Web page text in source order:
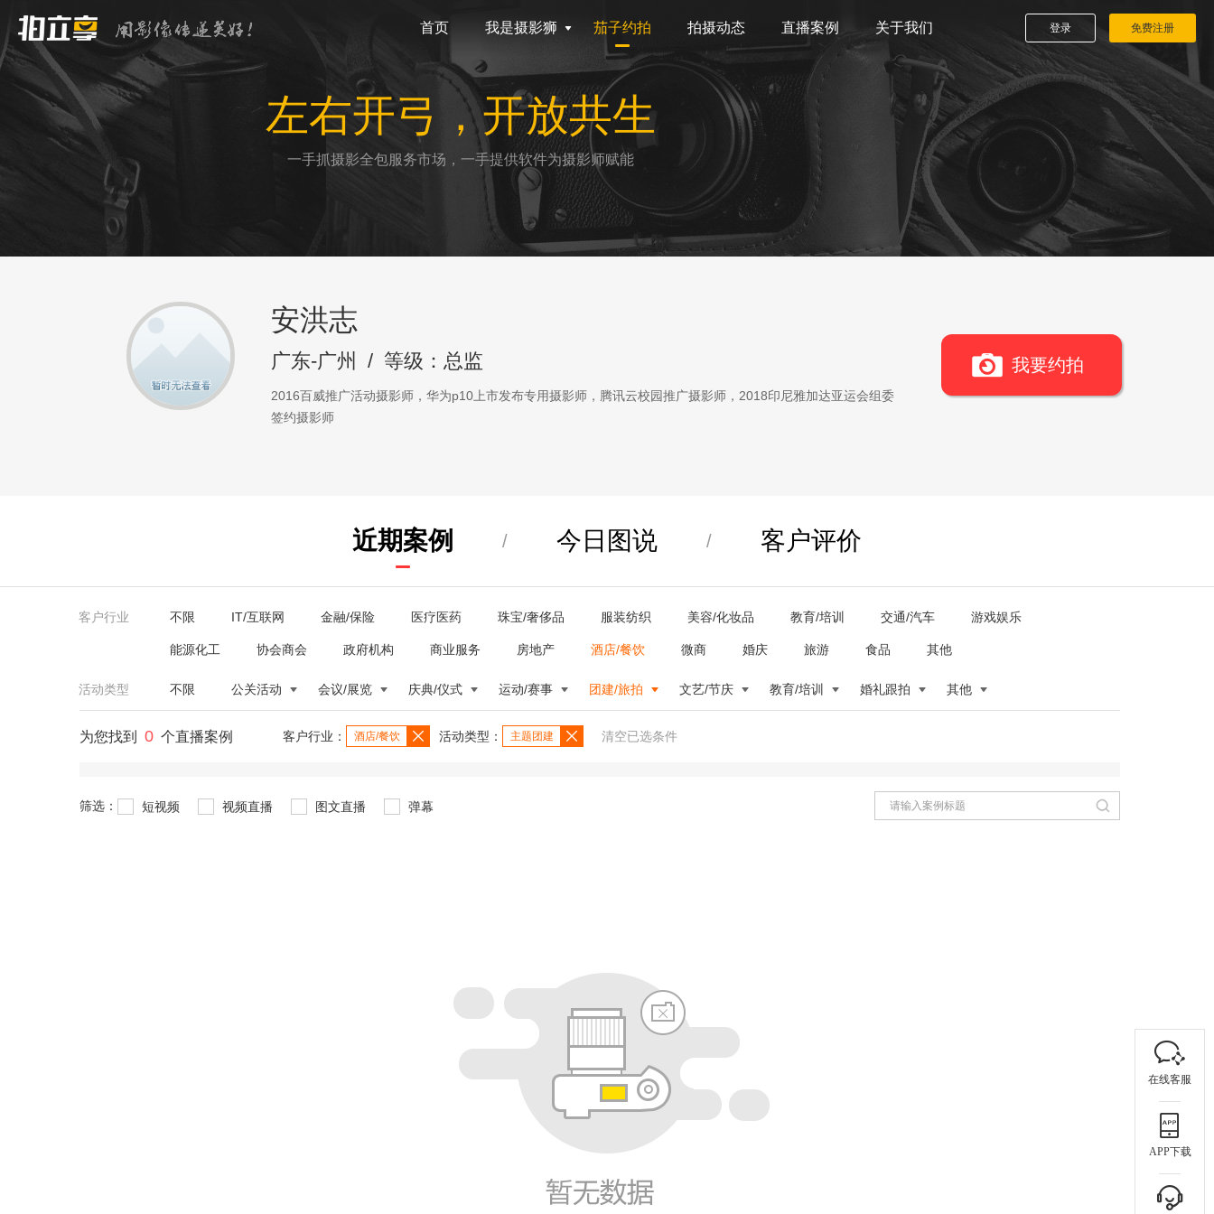
首页 我是摄影狮 茄子约拍 拍摄动态 直播案例 关于我们 登录 免费注册
左右开弓，开放共生
一手抓摄影全包服务市场，一手提供软件为摄影师赋能
安洪志
广东-广州 / 等级：总监
2016百威推广活动摄影师，华为p10上市发布专用摄影师，腾讯云校园推广摄影师，2018印尼雅加达亚运会组委
签约摄影师
我要约拍
近期案例 / 今日图说 / 客户评价
客户行业 不限 IT/互联网 金融/保险 医疗医药 珠宝/奢侈品 服装纺织 美容/化妆品 教育/培训 交通/汽车 游戏娱乐
能源化工 协会商会 政府机构 商业服务 房地产 酒店/餐饮 微商 婚庆 旅游 食品 其他
活动类型 不限 公关活动 会议/展览 庆典/仪式 运动/赛事 团建/旅拍 文艺/节庆 教育/培训 婚礼跟拍 其他
为您找到 0 个直播案例 客户行业： 酒店/餐饮 活动类型： 主题团建 清空已选条件
筛选： 短视频 视频直播 图文直播 弹幕
在线客服
APP下载